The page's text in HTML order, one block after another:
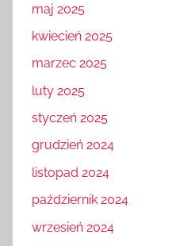
maj 2025
kwiecień 2025
marzec 2025
luty 2025
styczeń 2025
grudzień 2024
listopad 2024
październik 2024
wrzesień 2024